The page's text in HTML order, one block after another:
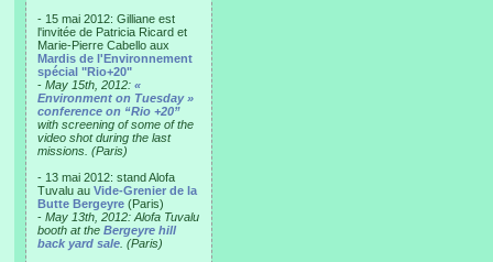
- 15 mai 2012: Gilliane est
l'invitée de Patricia Ricard et
Marie-Pierre Cabello aux
Mardis de l'Environnement
spécial "Rio+20"
- May 15th, 2012: «
Environment on Tuesday »
conference on “Rio +20”
with screening of some of the
video shot during the last
missions. (Paris)
- 13 mai 2012: stand Alofa
Tuvalu au Vide-Grenier de la
Butte Bergeyre (Paris)
- May 13th, 2012: Alofa Tuvalu
booth at the Bergeyre hill
back yard sale . (Paris)